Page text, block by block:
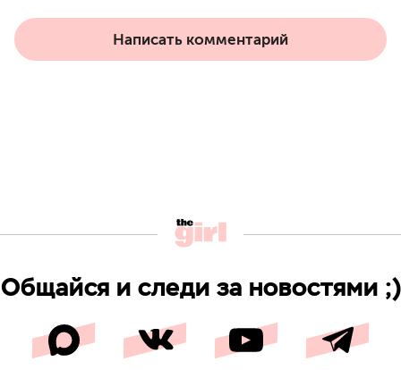
Написать комментарий
Общайся и следи за новостями ;)